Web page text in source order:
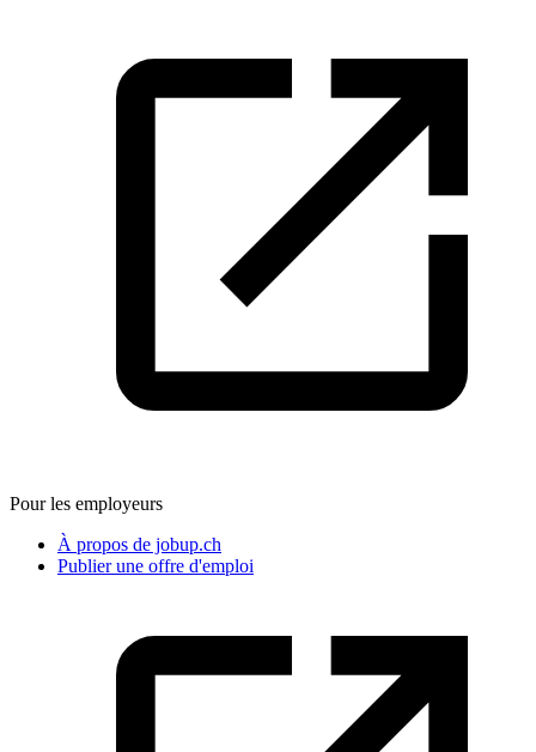
Pour les employeurs
À propos de jobup.ch
Publier une offre d'emploi